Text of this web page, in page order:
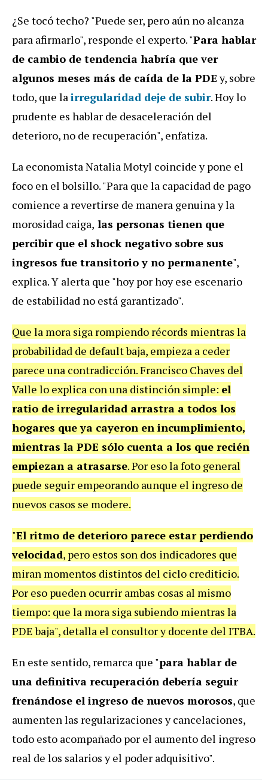
¿Se tocó techo? "Puede ser, pero aún no alcanza
para afirmarlo", responde el experto. "Para hablar
de cambio de tendencia habría que ver
algunos meses más de caída de la PDEy, sobre
todo, que lairregularidad deje de subir. Hoy lo
prudente es hablar de desaceleración del
deterioro, no de recuperación", enfatiza.
La economista Natalia Motyl coincide y pone el
foco en el bolsillo. "Para que la capacidad de pago
comience a revertirse de manera genuina y la
morosidad caiga, las personas tienen que
percibir que el shock negativo sobre sus
ingresos fue transitorio y no permanente",
explica. Y alerta que "hoy por hoy ese escenario
de estabilidad no está garantizado".
Que la mora siga rompiendo récords mientras la
probabilidad de default baja, empieza a ceder
parece una contradicción. Francisco Chaves del
Valle lo explica con una distinción simple: el
ratio de irregularidad arrastra a todos los
hogares que ya cayeron en incumplimiento,
mientras la PDE sólo cuenta a los que recién
empiezan a atrasarse. Por eso la foto general
puede seguir empeorando aunque el ingreso de
nuevos casos se modere.
"El ritmo de deterioro parece estar perdiendo
velocidad, pero estos son dos indicadores que
miran momentos distintos del ciclo crediticio.
Por eso pueden ocurrir ambas cosas al mismo
tiempo: que la mora siga subiendo mientras la
PDE baja", detalla el consultor y docente del ITBA.
En este sentido, remarca que "para hablar de
una definitiva recuperación debería seguir
frenándose el ingreso de nuevos morosos, que
aumenten las regularizaciones y cancelaciones,
todo esto acompañado por el aumento del ingreso
real de los salarios y el poder adquisitivo".